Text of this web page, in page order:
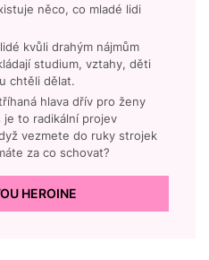
něco, co mladé lidi
kvůli drahým nájmům
studium, vztahy, děti
chtěli dělat.
hlava dřív pro ženy
je to radikální projev
vezmete do ruky strojek
za co schovat?
HEROINE